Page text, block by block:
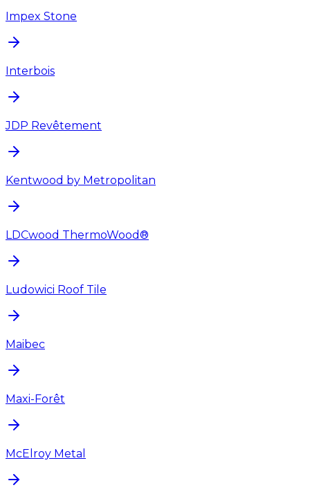
Impex Stone
Interbois
JDP Revêtement
Kentwood by Metropolitan
LDCwood ThermoWood®
Ludowici Roof Tile
Maibec
Maxi-Forêt
McElroy Metal